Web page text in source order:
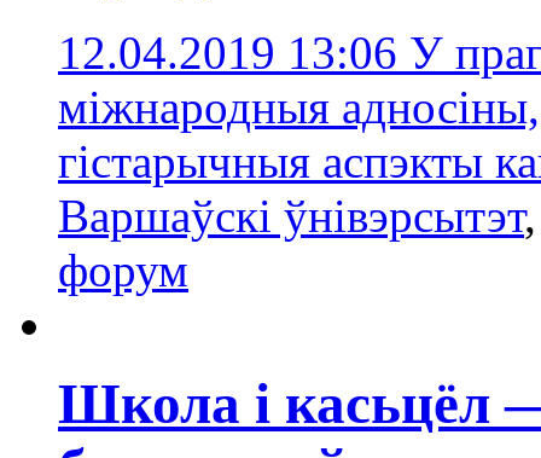
12.04.2019 13:06 У
міжнародныя
гістарычныя аспэкты
Варшаўскі ўнівэрсытэт
форум
Школа і касьцёл